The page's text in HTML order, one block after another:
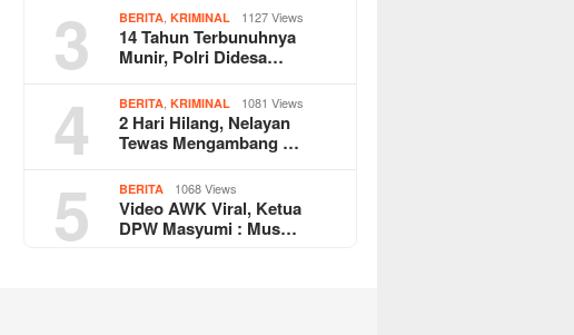
3 BERITA ,KRIMINAL 1127 Views
14 Tahun Terbunuhnya
Munir, Polri Didesa…
4 BERITA ,KRIMINAL 1081 Views
2 Hari Hilang, Nelayan
Tewas Mengambang …
5 BERITA 1068 Views
Video AWK Viral, Ketua
DPW Masyumi : Mus…